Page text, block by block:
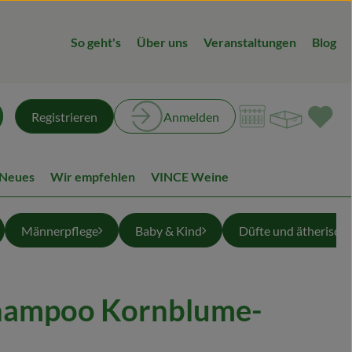
So geht's Über uns Veranstaltungen Blog
Registrieren Anmelden
Wir empfehlen VINCE Weine
Männerpflege Baby & Kind Düfte und
Kornblume-